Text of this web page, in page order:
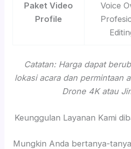
Paket Video
Profile
Voice
Catatan: Harga dapat
lokasi acara dan permintaan
Drone 4K atau
Keunggulan Layanan Kami
Mungkin Anda bertanya-